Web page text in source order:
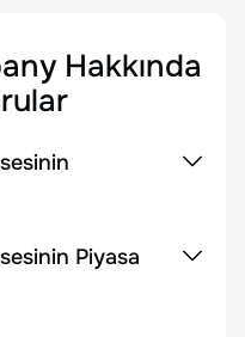
Hakkında
Piyasa